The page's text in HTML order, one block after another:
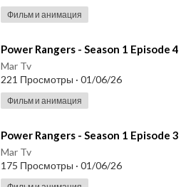
Фильм и анимация
⁣Power Rangers - Season 1 Episode 4
Mar Tv
221 Просмотры · 01/06/26
Фильм и анимация
⁣Power Rangers - Season 1 Episode 3
Mar Tv
175 Просмотры · 01/06/26